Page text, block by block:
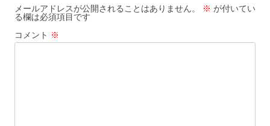
ゲ
ー
シ
メールアドレスが公開されることはありません。 ※ が付いてい
る欄は必須項目です
コメント ※